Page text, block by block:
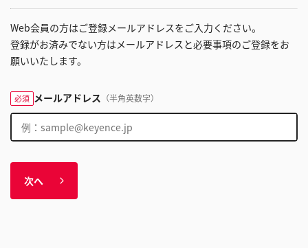
Web会員の方はご登録メールアドレスをご入力ください。
登録がお済みでない方はメールアドレスと必要事項のご登録をお
願いいたします。
必須 メールアドレス （半角英数字）
次へ